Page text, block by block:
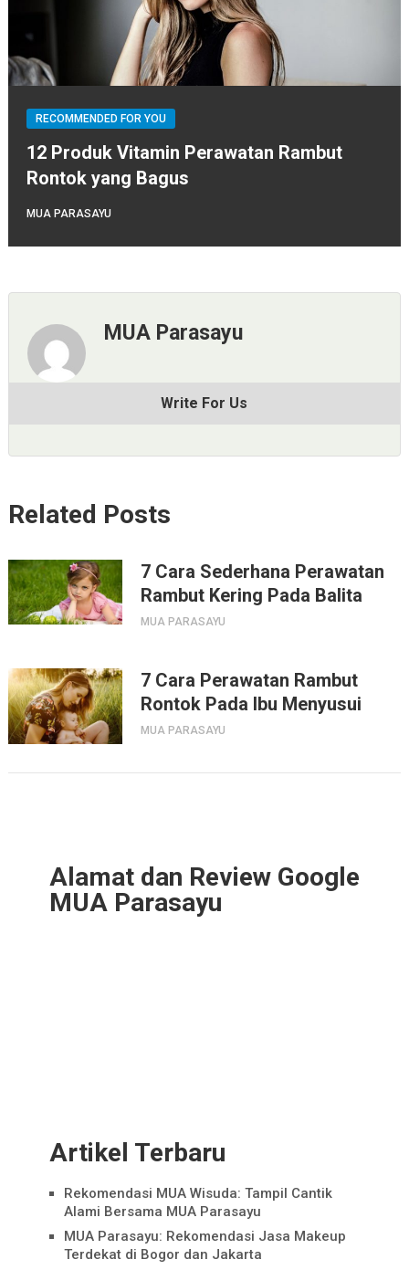
RECOMMENDED FOR YOU
12 Produk Vitamin Perawatan Rambut
Rontok yang Bagus
MUA PARASAYU
MUA Parasayu
Write For Us
Related Posts
7 Cara Sederhana Perawatan
Rambut Kering Pada Balita
MUA PARASAYU
7 Cara Perawatan Rambut
Rontok Pada Ibu Menyusui
MUA PARASAYU
Alamat dan Review Google
MUA Parasayu
Artikel Terbaru
Rekomendasi MUA Wisuda: Tampil Cantik
Alami Bersama MUA Parasayu
MUA Parasayu: Rekomendasi Jasa Makeup
Terdekat di Bogor dan Jakarta